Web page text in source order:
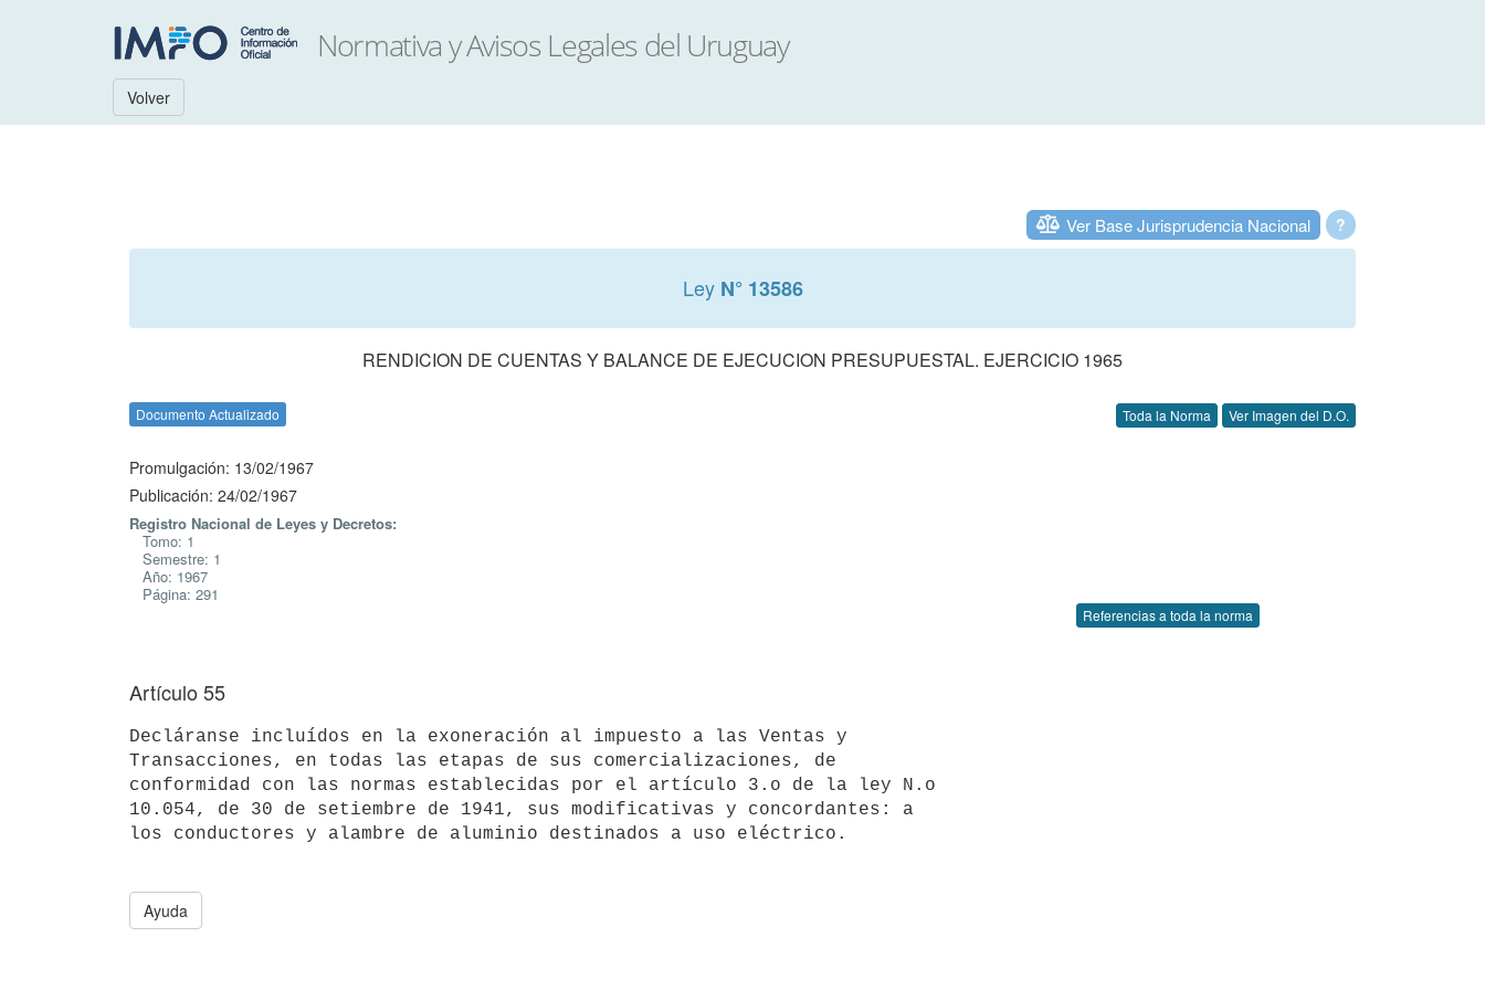
Volver
?
Ver Base Jurisprudencia Nacional
Ley N° 13586
RENDICION DE CUENTAS Y BALANCE DE EJECUCION PRESUPUESTAL. EJERCICIO 1965
Documento Actualizado Toda la Norma Ver Imagen del D.O.
Promulgación: 13/02/1967
Publicación: 24/02/1967
Registro Nacional de Leyes y Decretos:
Tomo: 1
Semestre: 1
Año: 1967
Página: 291
Referencias a toda la norma
Artículo 55
Decláranse incluídos en la exoneración al impuesto a las Ventas y
Transacciones, en todas las etapas de sus comercializaciones, de
conformidad con las normas establecidas por el artículo 3.o de la ley N.o
10.054, de 30 de setiembre de 1941, sus modificativas y concordantes: a
los conductores y alambre de aluminio destinados a uso eléctrico.
Ayuda